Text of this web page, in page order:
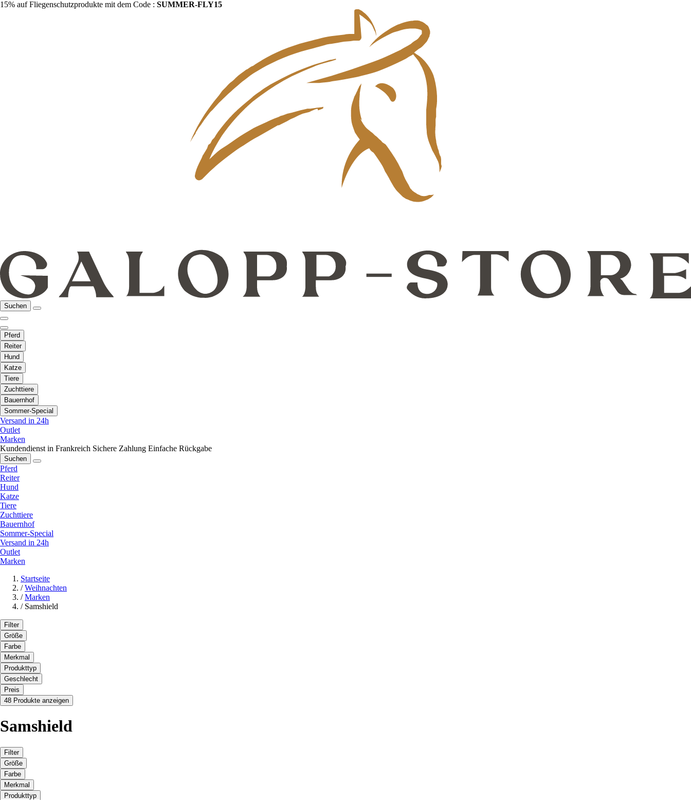
15% auf Fliegenschutzprodukte mit dem Code : SUMMER-FLY15
Suchen
Pferd
Reiter
Hund
Katze
Tiere
Zuchttiere
Bauernhof
Sommer-Special
Versand in 24h
Outlet
Marken
Kundendienst in Frankreich Sichere Zahlung Einfache Rückgabe
Suchen
Pferd
Reiter
Hund
Katze
Tiere
Zuchttiere
Bauernhof
Sommer-Special
Versand in 24h
Outlet
Marken
Startseite
/ Weihnachten
/ Marken
/ Samshield
Filter
Größe
Farbe
Merkmal
Produkttyp
Geschlecht
Preis
48 Produkte anzeigen
Samshield
Filter
Größe
Farbe
Merkmal
Produkttyp